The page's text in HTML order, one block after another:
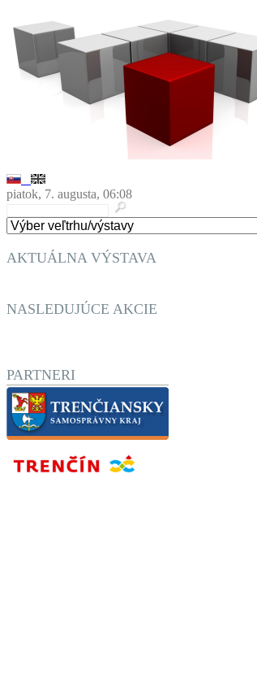
piatok, 7. augusta, 06:08
AKTUÁLNA VÝSTAVA
NASLEDUJÚCE AKCIE
PARTNERI